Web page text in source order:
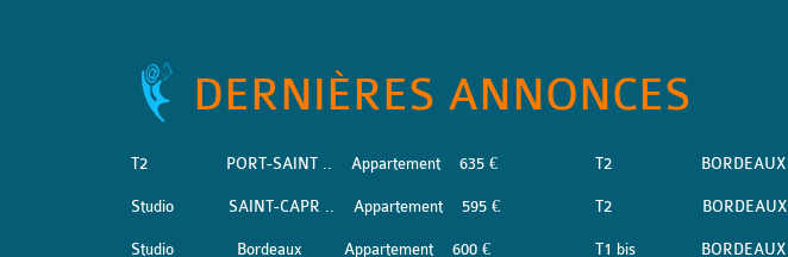
DERNIÈRES ANNONCES
T2 PORT-SAINT .. Appartement 635 €
Studio SAINT-CAPR .. Appartement 595 €
Studio Bordeaux Appartement 600 €
T2 BORDEAUX
T2 BORDEAUX
T1 bis BORDEAUX